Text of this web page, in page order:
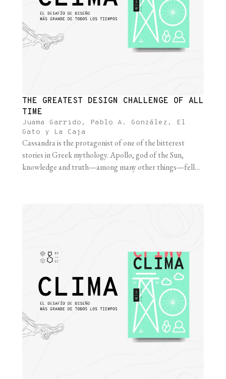
THE GREATEST DESIGN CHALLENGE OF ALL
TIME
Juama Garrido, Pablo A. González, El
Gato y La Caja
Cassandra is the protagonist of one of the bitterest
stories in Greek mythology. Apollo, god of the Sun,
knowledge and truth—among many other things—fell in
not return Apollo’s love, and he, now a god [...]